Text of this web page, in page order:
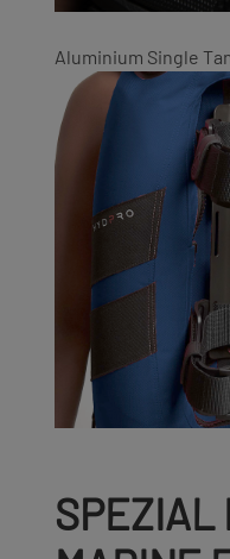
Aluminium Single
SPEZIAL